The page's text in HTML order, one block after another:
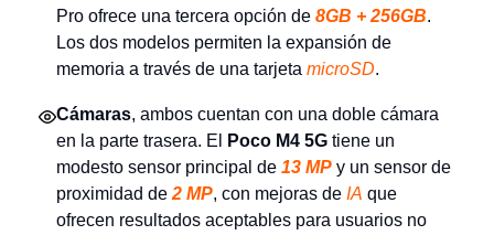
Pro ofrece una tercera opción de 8GB + 256GB.
Los dos modelos permiten la expansión de
memoria a través de una tarjeta microSD.
Cámaras, ambos cuentan con una doble cámara
en la parte trasera. El
Poco M4 5G tiene un
modesto sensor principal de 13 MP y un sensor de
proximidad de 2 MP, con mejoras de IA que
ofrecen resultados aceptables para usuarios no